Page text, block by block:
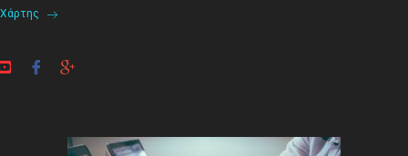
Χάρτης